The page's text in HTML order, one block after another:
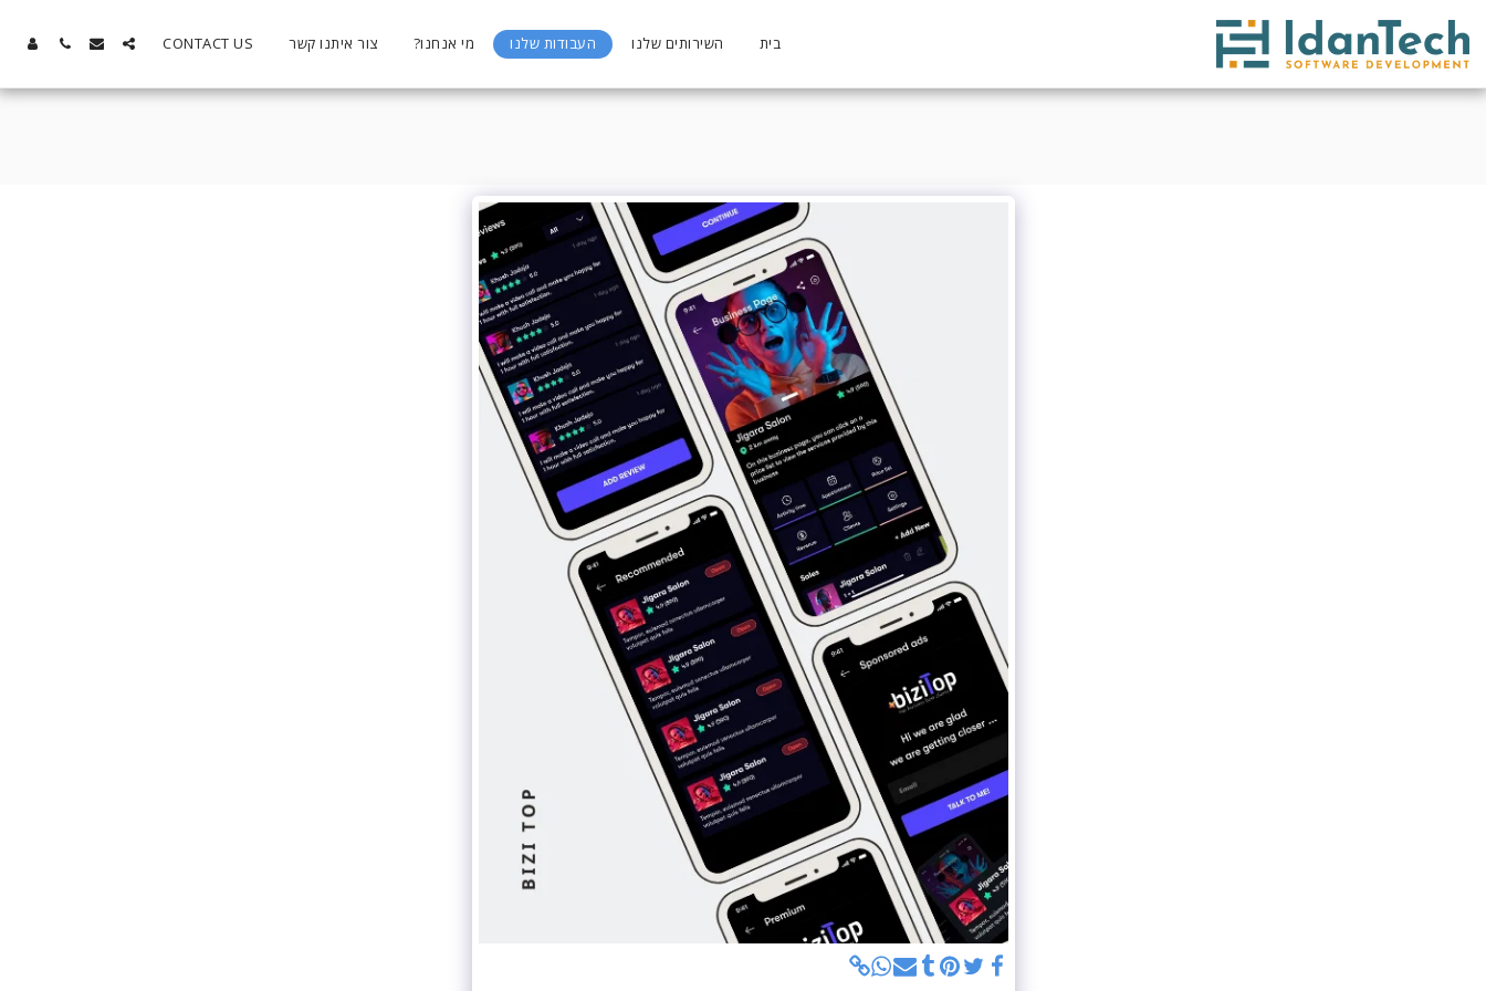
בית השירותים שלנו העבודות שלנו מי אנחנו? צור איתנו קשר CONTACT US